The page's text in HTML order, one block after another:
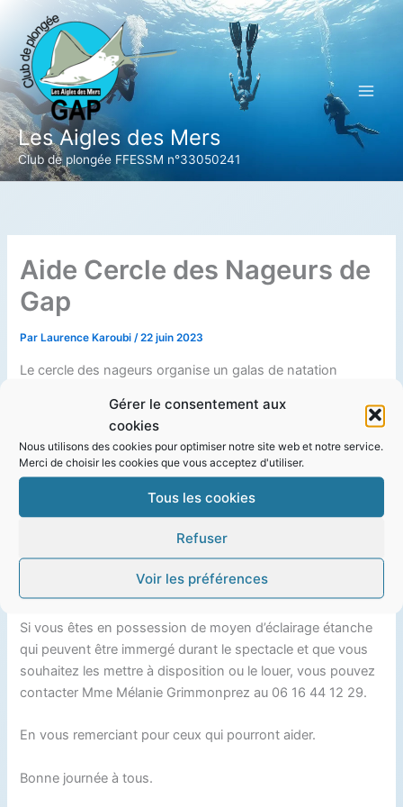
Gérer le consentement aux
cookies
Nous utilisons des cookies pour optimiser notre site web et notre service.
Merci de choisir les cookies que vous acceptez d'utiliser.
Tous les cookies
Refuser
Voir les préférences
contenu
Les Aigles des Mers
Club de plongée FFESSM n°33050241
Aide Cercle des Nageurs de
Gap
Par Laurence Karoubi/22 juin 2023
Le cercle des nageurs organise un galas de natation
nautique de Fontreyne (piscine extérieure).
Le bassin extérieur n’étant pas éclairé sous l’eau, le club fait
appel à nos adhérents pour savoir si nous pouvons prêter
ou louer des phares de plongée pour éclairer sous l’eau lors
du spectacle.
De même si vous connaissez un magasin pour louer un tel
matériel vous pouvez les conseiller.
Si vous êtes en possession de moyen d’éclairage étanche
qui peuvent être immergé durant le spectacle et que vous
souhaitez les mettre à disposition ou le louer, vous pouvez
contacter Mme Mélanie Grimmonprez au 06 16 44 12 29.
En vous remerciant pour ceux qui pourront aider.
Bonne journée à tous.